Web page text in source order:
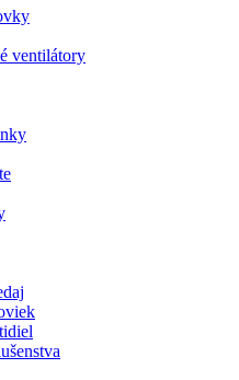
ventilátory